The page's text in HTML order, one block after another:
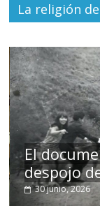
La religión
El
despojo
30 junio, 2026